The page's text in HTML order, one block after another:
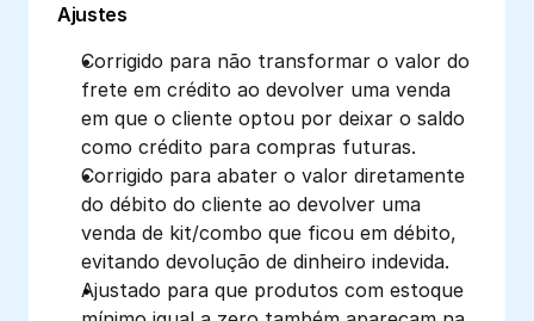
Ajustes
Corrigido para não transformar o valor do
frete em crédito ao devolver uma venda
em que o cliente optou por deixar o saldo
como crédito para compras futuras.
Corrigido para abater o valor diretamente
do débito do cliente ao devolver uma
venda de kit/combo que ficou em débito,
evitando devolução de dinheiro indevida.
Ajustado para que produtos com estoque